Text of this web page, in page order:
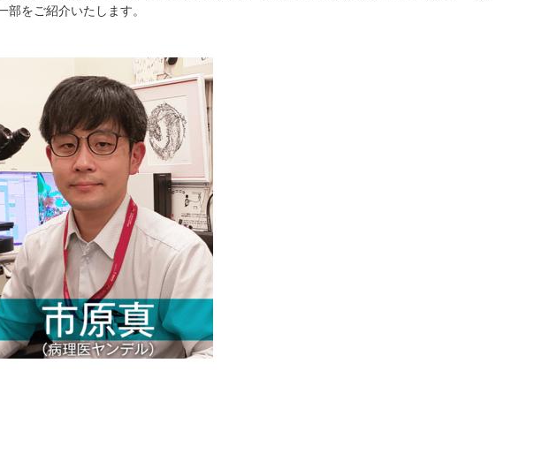
をご紹介いたします。